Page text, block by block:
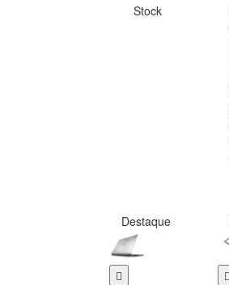
Stock
Destaque